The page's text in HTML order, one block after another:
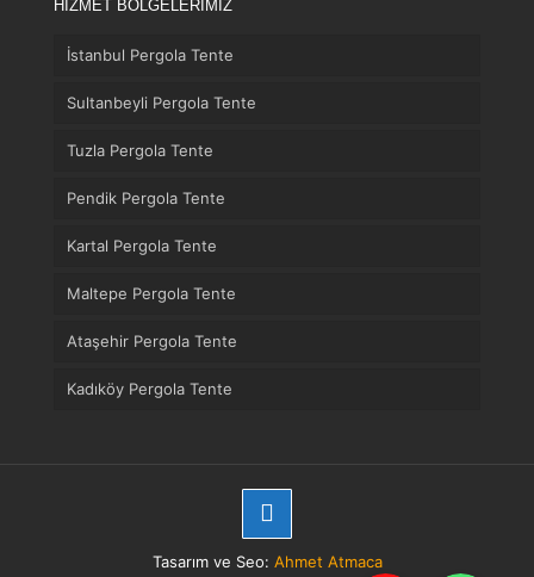
HİZMET BÖLGELERİMİZ
İstanbul Pergola Tente
Sultanbeyli Pergola Tente
Tuzla Pergola Tente
Pendik Pergola Tente
Kartal Pergola Tente
Maltepe Pergola Tente
Ataşehir Pergola Tente
Kadıköy Pergola Tente
Tasarım ve Seo: Ahmet Atmaca
Telefon WhatsApp